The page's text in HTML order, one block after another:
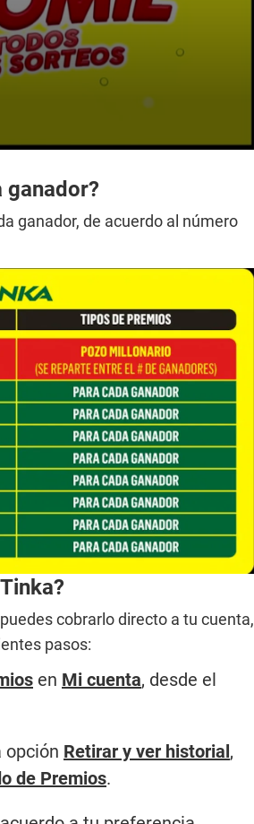
ganador?
ganador, de acuerdo al número
cobrarlo directo a tu cuenta,
pasos:
en Mi cuenta, desde el
opción Retirar y ver historial,
de Premios.